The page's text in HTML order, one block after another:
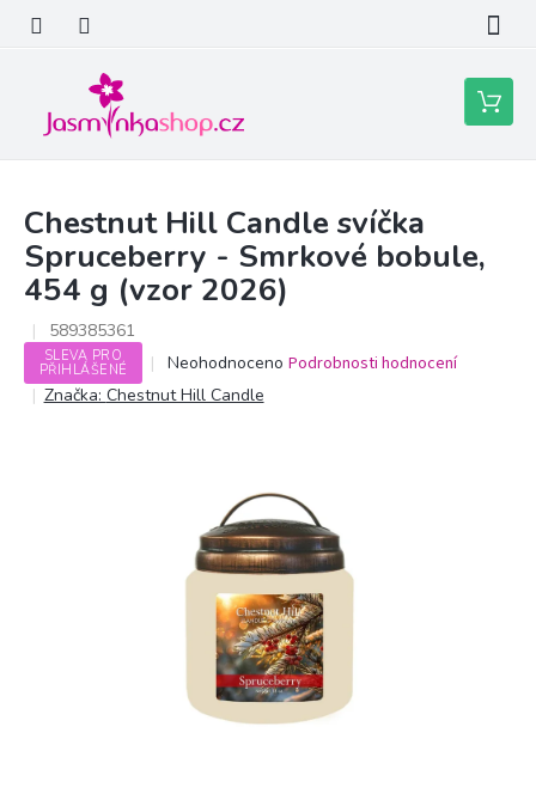
obsah
Nákupní
košík
Chestnut Hill Candle svíčka
Spruceberry - Smrkové bobule,
454 g (vzor 2026)
589385361
SLEVA PRO
PŘIHLÁŠENÉ
Průměrné
hodnocení
produktu
hvězdiček.
Neohodnoceno Podrobnosti hodnocení
Značka: Chestnut Hill Candle